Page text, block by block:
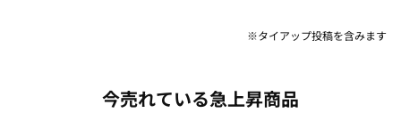
※タイアップ投稿を含みます
今売れている急上昇商品